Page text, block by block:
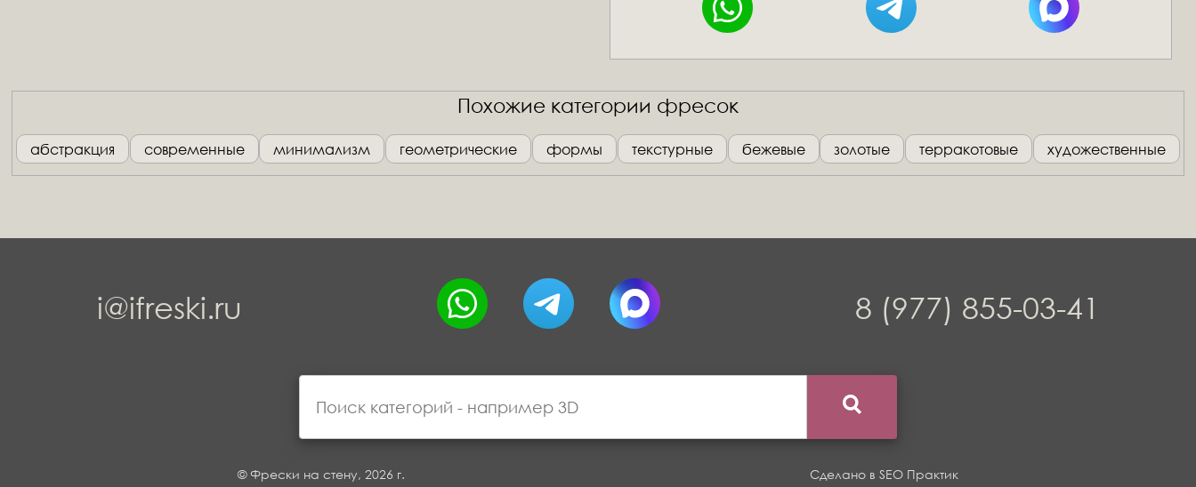
Похожие категории фресок
абстракция современные минимализм геометрические формы текстурные бежевые золотые терракотовые художественные
i@ifreski.ru 8 (977) 855-03-41
© Фрески на стену, 2026 г. Сделано в SEO Практик